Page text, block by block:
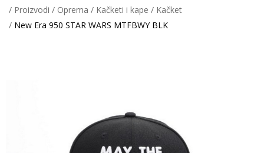
Proizvodi
Oprema Kačketi i kape
Kačket
New Era 950 STAR WARS MTFBWY BLK